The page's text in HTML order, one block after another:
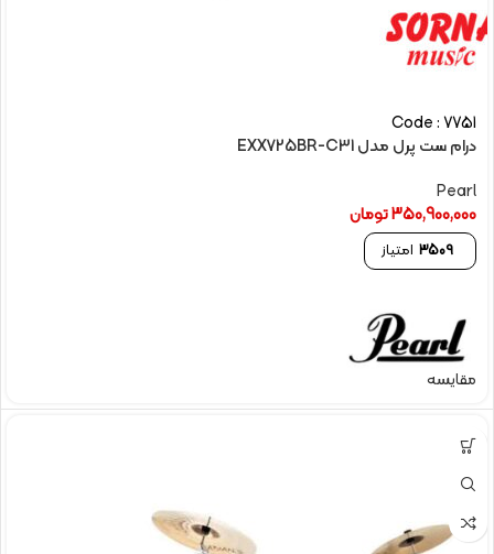
Code : 7751
درام ست پرل مدل EXX725BR-C31
Pearl
350,900,000تومان
3509 امتیاز
مقایسه